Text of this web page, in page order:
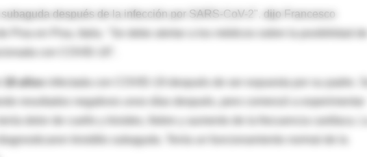
después de la infección por SARS-CoV-2", dijo Francesco
18 años
resultados negativos unos días después, pero comenzó a experimentar
dolor de cuello y tiroides, fiebre y aumento de la frecuencia cardíaca. La
tiroiditis subaguda. Tenía un funcionamiento normal de la